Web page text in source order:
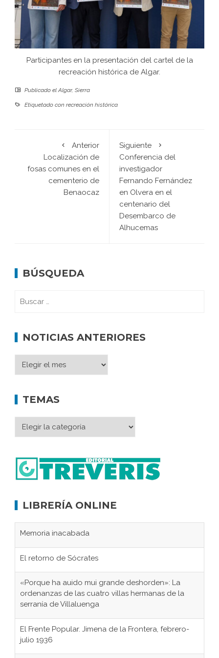
Participantes en la presentación del cartel de la
recreación histórica de Algar.
Publicado elAlgar, Sierra
Etiquetado con recreación histórica
Anterior
Localización de
fosas comunes en el
cementerio de
Benaocaz
Siguiente
Conferencia del
investigador
Fernando Fernández
en Olvera en el
centenario del
Desembarco de
Alhucemas
BÚSQUEDA
NOTICIAS ANTERIORES
TEMAS
LIBRERÍA ONLINE
Memoria inacabada
El retorno de Sócrates
«Porque ha auido mui grande deshorden»: La
ordenanzas de las cuatro villas hermanas de la
serranía de Villaluenga
El Frente Popular. Jimena de la Frontera, febrero-
julio 1936